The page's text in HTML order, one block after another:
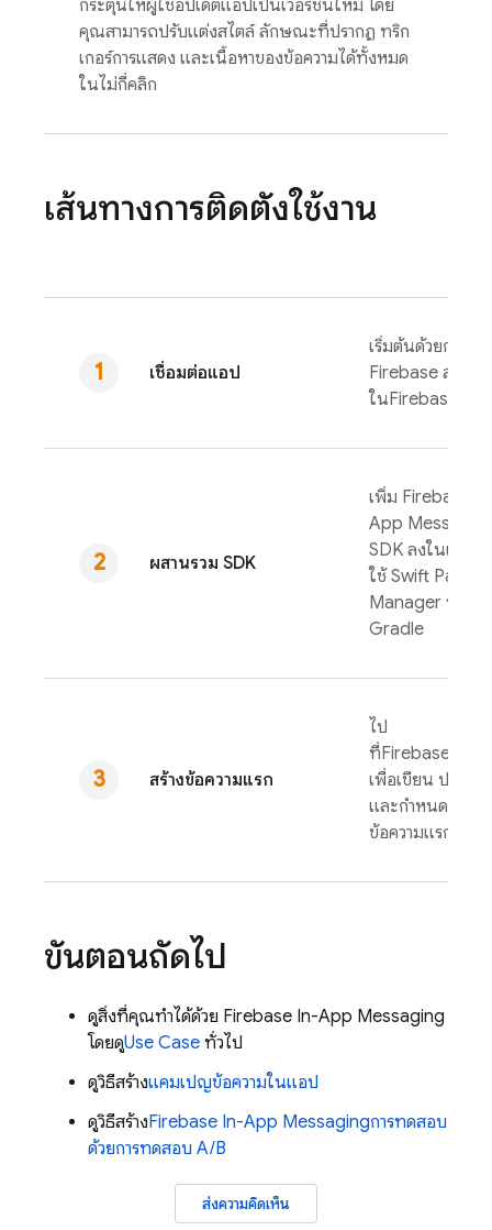
กระตุ้นให้ผู้ใช้อัปเดตแอปเป็นเวอร์ชันใหม่ โดย
คุณสามารถปรับแต่งสไตล์ ลักษณะที่ปรากฏ ทริก
เกอร์การแสดง และเนื้อหาของข้อความได้ทั้งหมด
ในไม่กี่คลิก
เส้นทางการติดตั้งใช้งาน
เชื่อมต่อแอป
เริ่มต้นด้วยการเพิ่
Firebase ลงใน
ในFirebase
ผสานรวม SDK
เพิ่ม Firebase
App
SDK ลงในแอปโ
ใช้ Swift
Manager หรือ
Gradle
สร้างข้อความแรก
ไป
ที่Firebase
เพื่อเขียน ปรับแต่
และกำหนดเป้าห
ข้อความแรก
ขั้นตอนถัดไป
ดูสิ่งที่คุณทำได้ด้วย Firebase In-App Messaging
โดยดูUse Case ทั่วไป
ดูวิธีสร้างแคมเปญข้อความในแอป
ดูวิธีสร้างFirebase In-App Messagingการทดสอบ
ด้วยการทดสอบ A/B
ส่งความคิดเห็น